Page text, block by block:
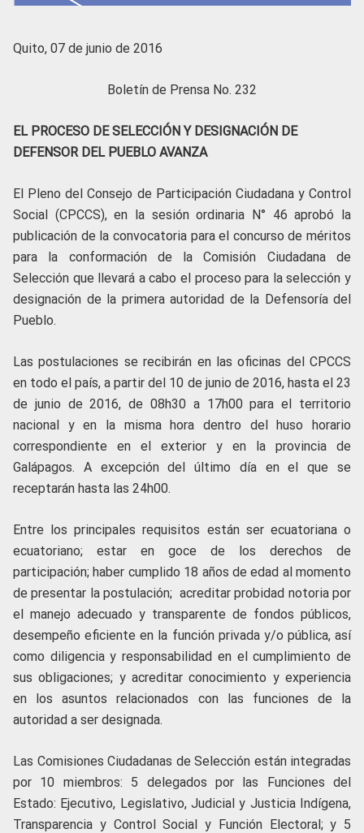
Quito, 07 de junio de 2016
Boletín de Prensa No. 232
EL PROCESO DE SELECCIÓN Y DESIGNACIÓN DE
DEFENSOR DEL PUEBLO AVANZA
El Pleno del Consejo de Participación Ciudadana y Control
Social (CPCCS), en la sesión ordinaria N° 46 aprobó la
publicación de la convocatoria para el concurso de méritos
para la conformación de la Comisión Ciudadana de
Selección que llevará a cabo el proceso para la selección y
designación de la primera autoridad de la Defensoría del
Pueblo.
Las postulaciones se recibirán en las oficinas del CPCCS
en todo el país, a partir del 10 de junio de 2016, hasta el 23
de junio de 2016, de 08h30 a 17h00 para el territorio
nacional y en la misma hora dentro del huso horario
correspondiente en el exterior y en la provincia de
Galápagos. A excepción del último día en el que se
receptarán hasta las 24h00.
Entre los principales requisitos están ser ecuatoriana o
ecuatoriano; estar en goce de los derechos de
participación; haber cumplido 18 años de edad al momento
de presentar la postulación; acreditar probidad notoria por
el manejo adecuado y transparente de fondos públicos,
desempeño eficiente en la función privada y/o pública, así
como diligencia y responsabilidad en el cumplimiento de
sus obligaciones; y acreditar conocimiento y experiencia
en los asuntos relacionados con las funciones de la
autoridad a ser designada.
Las Comisiones Ciudadanas de Selección están integradas
por 10 miembros: 5 delegados por las Funciones del
Estado: Ejecutivo, Legislativo, Judicial y Justicia Indígena,
Transparencia y Control Social y Función Electoral; y 5